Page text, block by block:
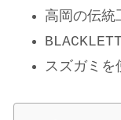
高岡の伝統
スズガミを